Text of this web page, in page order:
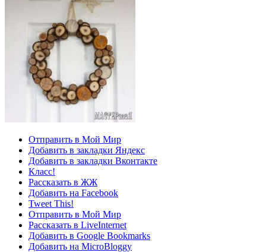
Отправить в Мой Мир
Добавить в закладки Яндекс
Добавить в закладки Вконтакте
Класс!
Рассказать в ЖЖ
Добавить на Facebook
Tweet This!
Отправить в Мой Мир
Рассказать в LiveInternet
Добавить в Google Bookmarks
Добавить на MicroBloggy